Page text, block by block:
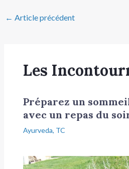
← Article précédent
Les
Préparez un
avec un repas du
Ayurveda, TC